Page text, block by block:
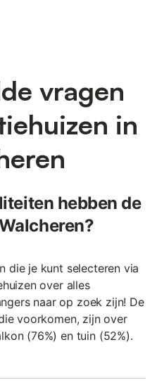
vragen
in
hebben de
die je kunt selecteren via
over alles
naar op zoek zijn! De
voorkomen, zijn over
(76%) en tuin (52%).